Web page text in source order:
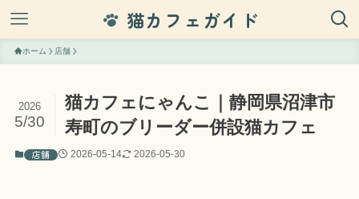
猫カフェガイド
ホーム 店舗
猫カフェにゃんこ｜静岡県沼津市
寿町のブリーダー併設猫カフェ
2026
5/30
店舗 2026-05-14 2026-05-30